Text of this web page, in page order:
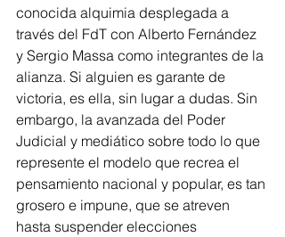
conocida alquimia desplegada a
través del FdT con Alberto Fernández
y Sergio Massa como integrantes de la
alianza. Si alguien es garante de
victoria, es ella, sin lugar a dudas. Sin
embargo, la avanzada del Poder
Judicial y mediático sobre todo lo que
represente el modelo que recrea el
pensamiento nacional y popular, es tan
grosero e impune, que se atreven
hasta suspender elecciones